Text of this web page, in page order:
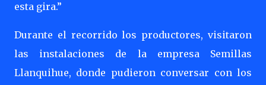
esta gira.”
Durante el recorrido los productores, visitaron
las instalaciones de la empresa Semillas
Llanquihue, donde pudieron conversar con los